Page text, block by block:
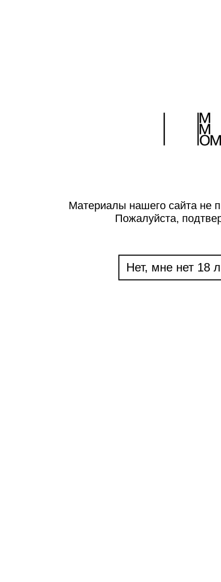
Материалы нашего сайта не
Пожалуйста,
Нет, мне нет 18